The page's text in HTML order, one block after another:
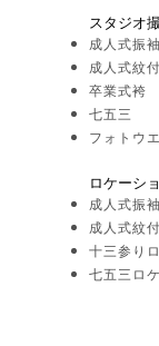
スタジオ
成人式振袖
成人式紋
卒業式袴
七五三
フォトウ
ロケーシ
成人式振
成人式紋
十三参り
七五三ロケ